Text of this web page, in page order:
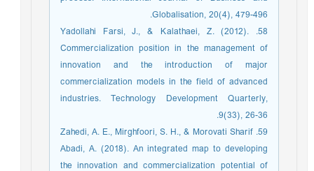
Globalisation, 20(4), 479-496.
58. Yadollahi Farsi, J., & Kalathaei, Z. (2012).
Commercialization position in the management of
innovation and the introduction of major
commercialization models in the field of advanced
industries. Technology Development Quarterly,
9(33), 26-36.
59. Zahedi, A. E., Mirghfoori, S. H., & Morovati Sharif
Abadi, A. (2018). An integrated map to developing
the innovation and commercialization potential of